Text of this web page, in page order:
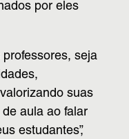
por eles
professores, seja
suas
aula ao falar
estudantes”,